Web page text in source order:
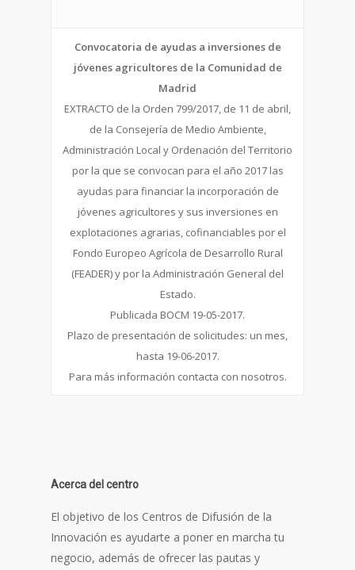
Convocatoria de ayudas a inversiones de
jóvenes agricultores de la Comunidad de
Madrid
EXTRACTO de la Orden 799/2017, de 11 de abril,
de la Consejería de Medio Ambiente,
Administración Local y Ordenación del Territorio
por la que se convocan para el año 2017 las
ayudas para financiar la incorporación de
jóvenes agricultores y sus inversiones en
explotaciones agrarias, cofinanciables por el
Fondo Europeo Agrícola de Desarrollo Rural
(FEADER) y por la Administración General del
Estado.
Publicada BOCM 19-05-2017.
Plazo de presentación de solicitudes: un mes,
hasta 19-06-2017.
Para más información contacta con nosotros.
Acerca del centro
El objetivo de los Centros de Difusión de la
Innovación es ayudarte a poner en marcha tu
negocio, además de ofrecer las pautas y